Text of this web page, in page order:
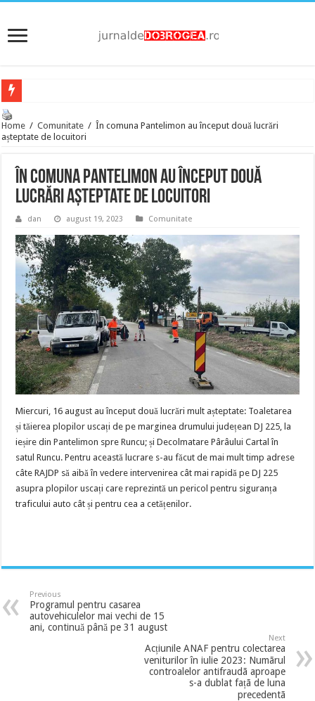
Home / Comunitate / În comuna Pantelimon au început două lucrări
așteptate de locuitori
În comuna Pantelimon au început două
lucrări așteptate de locuitori
dan august 19, 2023 Comunitate
Miercuri, 16 august au început două lucrări mult așteptate: Toaletarea
și tăierea plopilor uscați de pe marginea drumului județean DJ 225, la
ieșire din Pantelimon spre Runcu; și Decolmatare Pârâului Cartal în
satul Runcu. Pentru această lucrare s-au făcut de mai mult timp adrese
câte RAJDP să aibă în vedere intervenirea cât mai rapidă pe DJ 225
asupra plopilor uscați care reprezintă un pericol pentru siguranța
traficului auto cât și pentru cea a cetățenilor.
Previous
Programul pentru casarea
autovehiculelor mai vechi de 15
ani, continuă până pe 31 august
Next
Acțiunile ANAF pentru colectarea
veniturilor în iulie 2023: Numãrul
controalelor antifraudã aproape
s-a dublat fațã de luna
precedentã